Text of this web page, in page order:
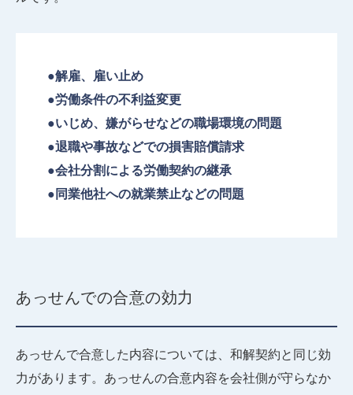
●解雇、雇い止め
●労働条件の不利益変更
●いじめ、嫌がらせなどの職場環境の問題
●退職や事故などでの損害賠償請求
●会社分割による労働契約の継承
●同業他社への就業禁止などの問題
あっせんでの合意の効力
あっせんで合意した内容については、和解契約と同じ効
力があります。あっせんの合意内容を会社側が守らなか